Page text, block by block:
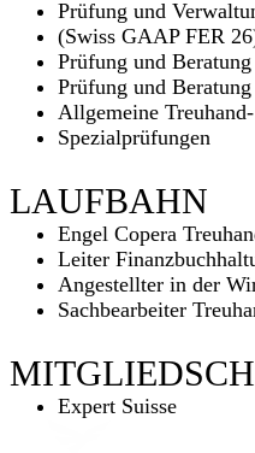
Prüfung und
(Swiss GAAP FER
Prüfung und
Prüfung und
Allgemeine
Spezialprüfungen
LAUFBAHN
Engel Copera
Leiter
Angestellter in der
Sachbearbeiter
Expert Suisse